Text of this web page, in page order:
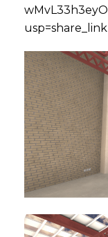
usp=share_link